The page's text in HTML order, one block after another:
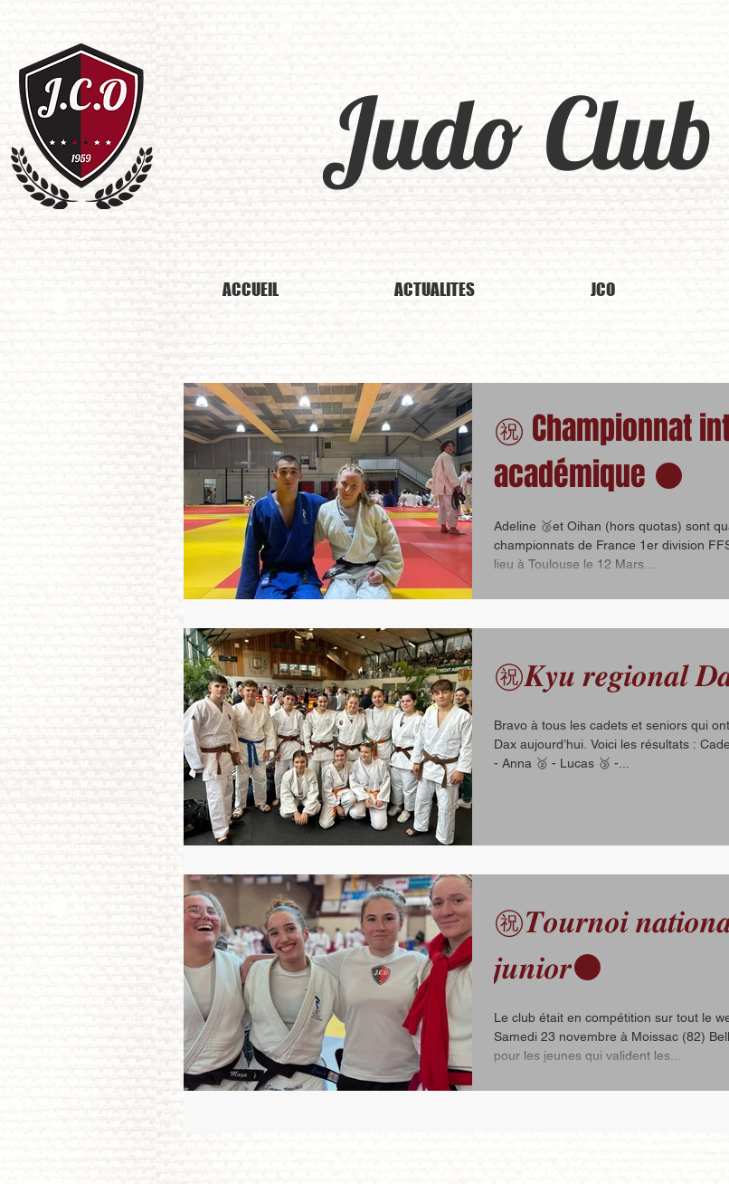
Judo Club
ACCUEIL ACTUALITES JCO
㊗️ Championnat
académique ⚫️
Adeline 🥉et Oihan (hors quotas) sont qualifiés pour les
championnats de France 1er division
lieu à Toulouse le 12 Mars...
㊗️𝑲𝒚𝒖 𝒓𝒆𝒈𝒊𝒐𝒏𝒂𝒍
Bravo à tous les cadets et seniors qui ont
Dax aujourd’hui. Voici les résultats :
- Anna 🥈 - Lucas 🥉 -...
㊗️𝑻𝒐𝒖𝒓𝒏𝒐𝒊
𝒋𝒖𝒏𝒊𝒐𝒓⚫️
Le club était en compétition sur tout le
Samedi 23 novembre à Moissac (82)
pour les jeunes qui valident les...